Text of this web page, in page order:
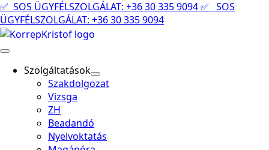
✅ SOS ÜGYFÉLSZOLGÁLAT: +36 30 335 9094✅ SOS
ÜGYFÉLSZOLGÁLAT: +36 30 335 9094
Szolgáltatások
Szakdolgozat
Vizsga
ZH
Beadandó
Nyelvoktatás